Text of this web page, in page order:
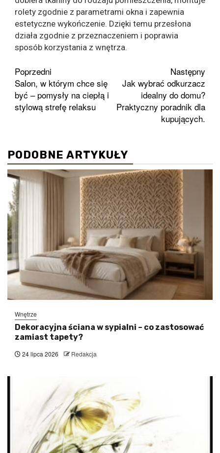
rolety zgodnie z parametrami okna i zapewnia
estetyczne wykończenie. Dzięki temu przesłona
działa zgodnie z przeznaczeniem i poprawia
sposób korzystania z wnętrza.
Zobacz
wpisy
Poprzedni
Salon, w którym chce się
być – pomysły na ciepłą i
stylową strefę relaksu
Następny
Jak wybrać odkurzacz
idealny do domu?
Praktyczny poradnik dla
kupujących.
PODOBNE ARTYKUŁY
Wnętrze
Dekoracyjna ściana w sypialni – co zastosować
zamiast tapety?
24 lipca 2026 Redakcja